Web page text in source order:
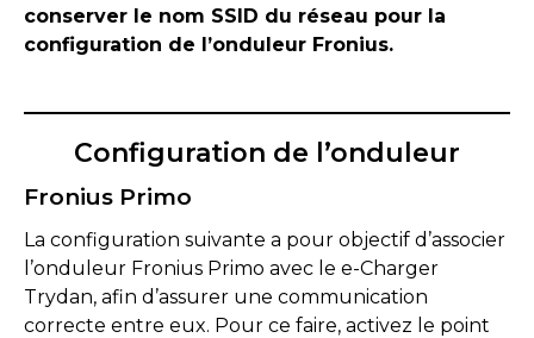
conserver le nom SSID du réseau pour la
configuration de l’onduleur Fronius.
Configuration de l’onduleur
Fronius Primo
La configuration suivante a pour objectif d’associer
l’onduleur Fronius Primo avec le e-Charger
Trydan, afin d’assurer une communication
correcte entre eux. Pour ce faire, activez le point